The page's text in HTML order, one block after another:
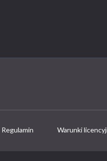
Regulamin Warunki